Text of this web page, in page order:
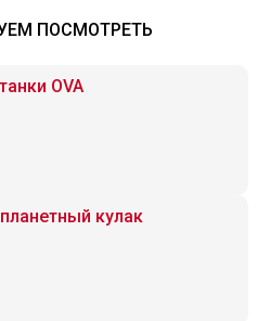
ПОСМОТРЕТЬ
OVA
кулак